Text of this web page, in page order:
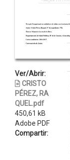
Ver/Abrir:
CRISTO
PÉREZ, RA
QUEL.pdf
450,61 kB
Adobe PDF
Compartir: